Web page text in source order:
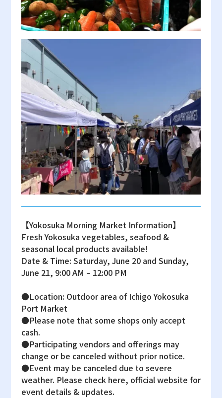
【Yokosuka Morning Market Information】
Fresh Yokosuka vegetables, seafood &
seasonal local products available!
Date & Time: Saturday, June 20 and Sunday,
June 21, 9:00 AM – 12:00 PM
●Location: Outdoor area of Ichigo Yokosuka
Port Market
●Please note that some shops only accept
cash.
●Participating vendors and offerings may
change or be canceled without prior notice.
●Event may be canceled due to severe
weather. Please check here, official website for
event details & updates.